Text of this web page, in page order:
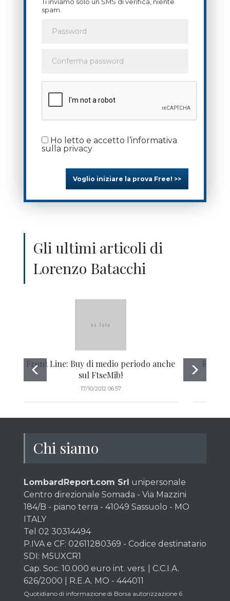
Ti inviamo solo un SMS di verifica, niente
spam.
Ho letto e accetto l’informativa
sulla privacy
Voglio iniziare la prova Free! >>
Gli ultimi articoli di
Lorenzo Batacchi
Front Line: Buy di medio periodo anche
sul FtseMib!
17/10/2012 06:57
Front
Chi siamo
LombardReport.com Srl unipersonale
Centro direzionale Somada - Via Mazzini
184/B - piano terra - 41049 Sassuolo - MO
ITALY
Tel 02 30314494
P.IVA e CF: 02611280369 - Codice destinatario
SDI: M5UXCR1
Cap. Soc. 10.000 euro int. vers. | C.C.I.A.
626/2000 | R.E.A. MO - 444011
Quotidiano di informazione di Borsa autorizzazione 6